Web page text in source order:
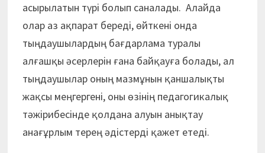
асырылатын түрі болып саналады. Алайда
олар аз ақпарат береді, өйткені онда
тыңдаушылардың бағдарлама туралы
алғашқы әсерлерін ғана байқауға болады, ал
тыңдаушылар оның мазмұнын қаншалықты
жақсы меңгергені, оны өзінің педагогикалық
тәжірибесінде қолдана алуын анықтау
анағұрлым терең әдістерді қажет етеді.